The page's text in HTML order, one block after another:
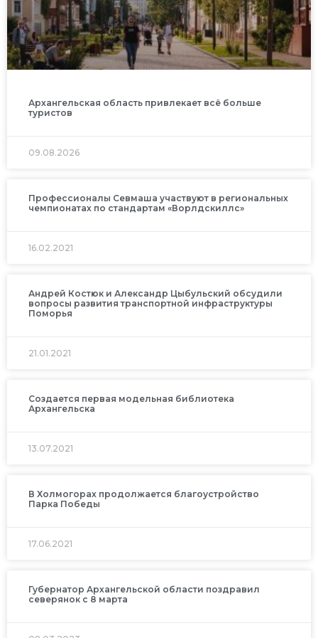
Архангельская область привлекает всё больше
туристов
09.08.2026
Профессионалы Севмаша участвуют в региональных
чемпионатах по стандартам «Ворлдскиллс»
16.02.2021
Андрей Костюк и Александр Цыбульский обсудили
вопросы развития транспортной инфраструктуры
Поморья
21.01.2021
Создается первая модельная библиотека
Архангельска
13.07.2021
В Холмогорах продолжается благоустройство
Парка Победы
17.06.2021
Губернатор Архангельской области поздравил
северянок с 8 марта